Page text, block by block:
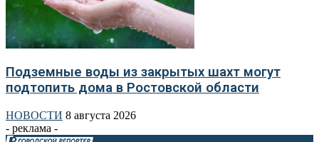
Подземные воды из закрытых шахт могут
подтопить дома в Ростовской области
НОВОСТИ 8 августа 2026
- реклама -